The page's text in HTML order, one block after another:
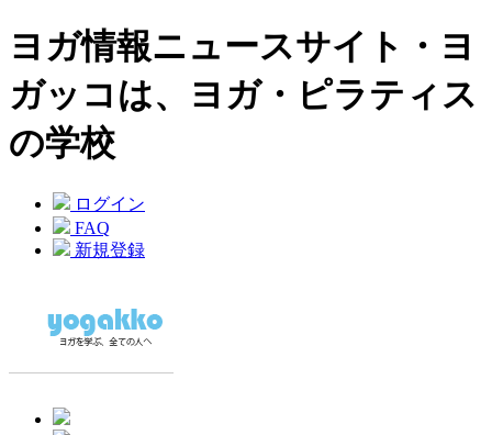
ヨガ情報ニュースサイト・ヨ
ガッコは、ヨガ・ピラティス
の学校
ログイン
FAQ
新規登録